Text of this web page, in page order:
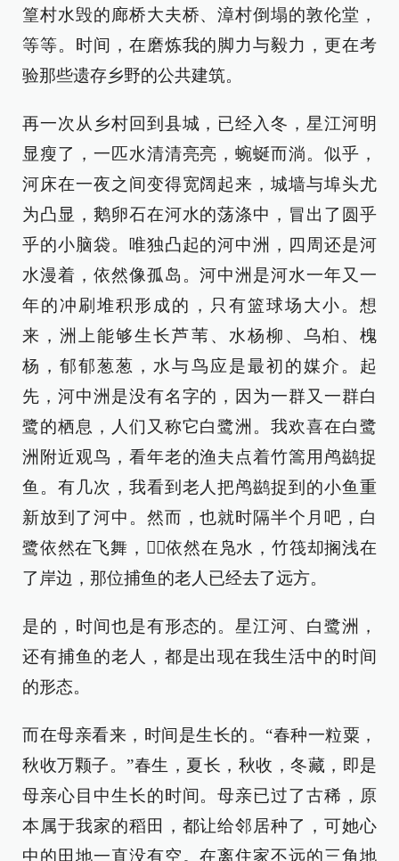
篁村水毁的廊桥大夫桥、漳村倒塌的敦伦堂，
等等。时间，在磨炼我的脚力与毅力，更在考
验那些遗存乡野的公共建筑。
再一次从乡村回到县城，已经入冬，星江河明
显瘦了，一匹水清清亮亮，蜿蜒而淌。似乎，
河床在一夜之间变得宽阔起来，城墙与埠头尤
为凸显，鹅卵石在河水的荡涤中，冒出了圆乎
乎的小脑袋。唯独凸起的河中洲，四周还是河
水漫着，依然像孤岛。河中洲是河水一年又一
年的冲刷堆积形成的，只有篮球场大小。想
来，洲上能够生长芦苇、水杨柳、乌桕、槐
杨，郁郁葱葱，水与鸟应是最初的媒介。起
先，河中洲是没有名字的，因为一群又一群白
鹭的栖息，人们又称它白鹭洲。我欢喜在白鹭
洲附近观鸟，看年老的渔夫点着竹篙用鸬鹚捉
鱼。有几次，我看到老人把鸬鹚捉到的小鱼重
新放到了河中。然而，也就时隔半个月吧，白
鹭依然在飞舞，依然在凫水，竹筏却搁浅在
了岸边，那位捕鱼的老人已经去了远方。
是的，时间也是有形态的。星江河、白鹭洲，
还有捕鱼的老人，都是出现在我生活中的时间
的形态。
而在母亲看来，时间是生长的。“春种一粒粟，
秋收万颗子。”春生，夏长，秋收，冬藏，即是
母亲心目中生长的时间。母亲已过了古稀，原
本属于我家的稻田，都让给邻居种了，可她心
中的田地一直没有空。在离住家不远的三角地